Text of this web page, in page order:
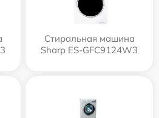
Стиральная машина
Sharp ES-GFC9124W3